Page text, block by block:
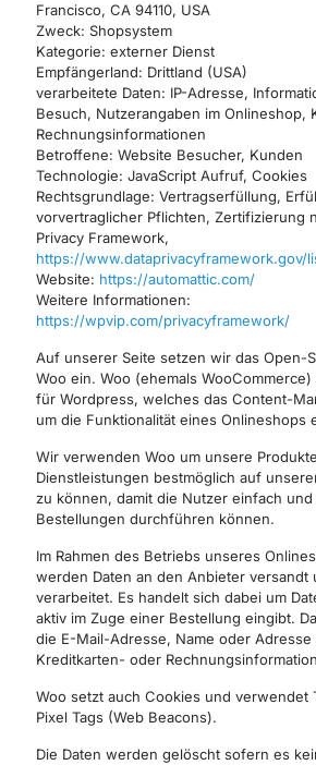
Francisco, CA 94110, USA
Zweck: Shopsystem
Kategorie: externer Dienst
Empfängerland: Drittland (USA)
verarbeitete Daten: IP-Adresse,
Besuch, Nutzerangaben im Onlineshop,
Rechnungsinformationen
Betroffene: Website Besucher, Kunden
Technologie: JavaScript Aufruf, Cookies
Rechtsgrundlage: Vertragserfüllung,
vorvertraglicher Pflichten, Zertifizierung
Privacy Framework,
https://www.dataprivacyframework.gov/
Website: https://automattic.com/
Weitere Informationen:
https://wpvip.com/privacyframework/
Auf unserer Seite setzen wir das Open-
Woo ein. Woo (ehemals
für Wordpress, welches das Content-
um die Funktionalität eines Onlineshops
Wir verwenden Woo um unsere
Dienstleistungen bestmöglich auf
zu können, damit die Nutzer einfach
Bestellungen durchführen können.
Im Rahmen des Betriebs unseres
werden Daten an den Anbieter versandt
verarbeitet. Es handelt sich dabei um
aktiv im Zuge einer Bestellung eingibt.
die E-Mail-Adresse, Name oder Adresse
Kreditkarten- oder
Woo setzt auch Cookies und verwendet
Pixel Tags (Web Beacons).
Die Daten werden gelöscht sofern es